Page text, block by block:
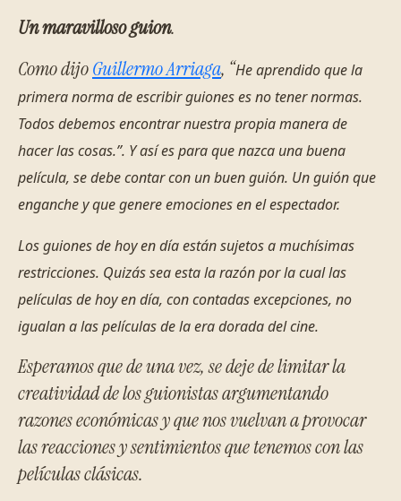
Un maravilloso guion.
Como dijoGuillermo Arriaga, “He aprendido que la
primera norma de escribir guiones es no tener normas.
Todos debemos encontrar nuestra propia manera de
hacer las cosas.”. Y así es para que nazca una buena
película, se debe contar con un buen guión. Un guión que
enganche y que genere emociones en el espectador.
Los guiones de hoy en día están sujetos a muchísimas
restricciones. Quizás sea esta la razón por la cual las
películas de hoy en día, con contadas excepciones, no
igualan a las películas de la era dorada del cine.
Esperamos que de una vez, se deje de limitar la
creatividad de los guionistas argumentando
razones económicas y que nos vuelvan a provocar
las reacciones y sentimientos que tenemos con las
películas clásicas.